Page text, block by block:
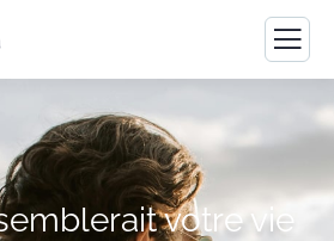
votre vie